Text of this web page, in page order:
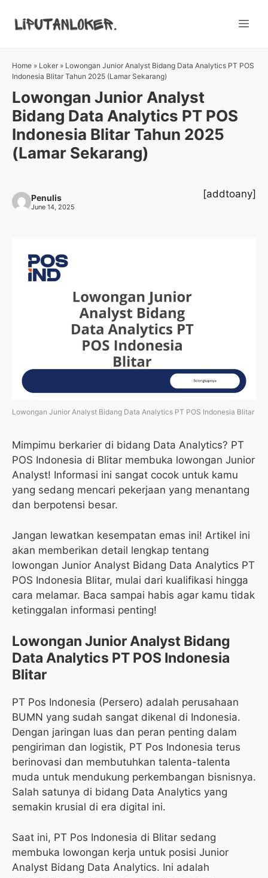
Home » Loker » Lowongan Junior Analyst Bidang Data Analytics PT POS
Indonesia Blitar Tahun 2025 (Lamar Sekarang)
Lowongan Junior Analyst
Bidang Data Analytics PT POS
Indonesia Blitar Tahun 2025
(Lamar Sekarang)
Penulis
June 14, 2025
[addtoany]
Lowongan Junior Analyst Bidang Data Analytics PT POS Indonesia Blitar
Mimpimu berkarier di bidang Data Analytics? PT
POS Indonesia di Blitar membuka lowongan Junior
Analyst! Informasi ini sangat cocok untuk kamu
yang sedang mencari pekerjaan yang menantang
dan berpotensi besar.
Jangan lewatkan kesempatan emas ini! Artikel ini
akan memberikan detail lengkap tentang
lowongan Junior Analyst Bidang Data Analytics PT
POS Indonesia Blitar, mulai dari kualifikasi hingga
cara melamar. Baca sampai habis agar kamu tidak
ketinggalan informasi penting!
Lowongan Junior Analyst Bidang
Data Analytics PT POS Indonesia
Blitar
PT Pos Indonesia (Persero) adalah perusahaan
BUMN yang sudah sangat dikenal di Indonesia.
Dengan jaringan luas dan peran penting dalam
pengiriman dan logistik, PT Pos Indonesia terus
berinovasi dan membutuhkan talenta-talenta
muda untuk mendukung perkembangan bisnisnya.
Salah satunya di bidang Data Analytics yang
semakin krusial di era digital ini.
Saat ini, PT Pos Indonesia di Blitar sedang
membuka lowongan kerja untuk posisi Junior
Analyst Bidang Data Analytics. Ini adalah